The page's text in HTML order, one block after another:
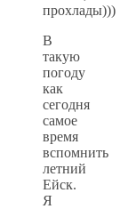
прохлады)))
В
такую
погоду
как
сегодня
самое
время
вспомнить
летний
Ейск.
Я